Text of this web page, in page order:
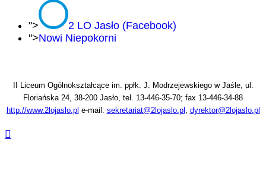
">
2 LO Jasło (Facebook)
">Nowi Niepokorni
II Liceum Ogólnokształcące im. ppłk. J. Modrzejewskiego w Jaśle, ul.
Floriańska 24, 38-200 Jasło, tel. 13-446-35-70; fax 13-446-34-88
http://www.2lojaslo.pl e-mail: sekretariat@2lojaslo.pl dyrektor@2lojaslo.pl